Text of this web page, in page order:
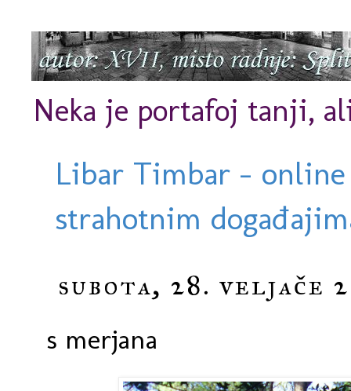
Neka je portafoj tanji,
Libar Timbar -
strahotnim
subota, 28. veljače
s merjana